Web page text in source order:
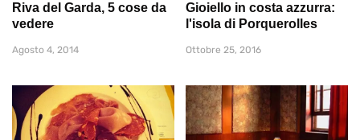
Riva del Garda, 5 cose da
vedere
Agosto 4, 2014
Gioiello in costa azzurra:
l'isola di Porquerolles
Ottobre 25, 2016